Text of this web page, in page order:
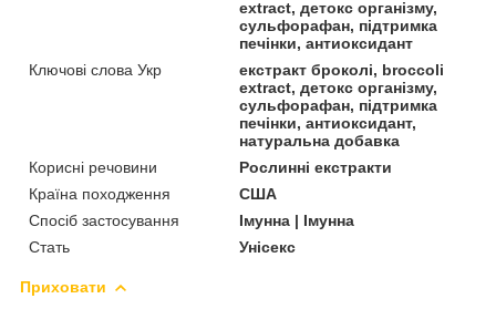
extract, детокс організму,
сульфорафан, підтримка
печінки, антиоксидант
Ключові слова Укр
екстракт броколі, broccoli
extract, детокс організму,
сульфорафан, підтримка
печінки, антиоксидант,
натуральна добавка
Корисні речовини
Рослинні екстракти
Країна походження
США
Спосіб застосування
Імунна | Імунна
Стать
Унісекс
Приховати